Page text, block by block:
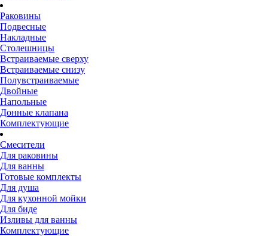
Раковины
Подвесные
Накладные
Столешницы
Встраиваемые сверху
Встраиваемые снизу
Полувстраиваемые
Двойные
Напольные
Донные клапана
Комплектующие
Смесители
Для раковины
Для ванны
Готовые комплекты
Для душа
Для кухонной мойки
Для биде
Изливы для ванны
Комплектующие